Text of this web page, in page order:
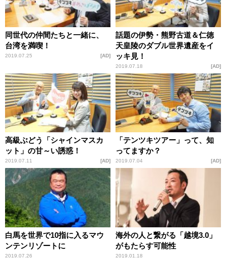
同世代の仲間たちと一緒に、
台湾を満喫！
2019.07.25 AD
話題の伊勢・熊野古道＆仁徳
天皇陵のダブル世界遺産をイ
ッキ見！
2019.07.18 AD
高級ぶどう「シャインマスカ
ット」の甘～い誘惑！
2019.07.11 AD
「テンツキツアー」って、知
ってますか？
2019.07.04 AD
白馬を世界で10指に入るマウ
ンテンリゾートに
2019.07.26
海外の人と繋がる「越境3.0」
がもたらす可能性
2019.01.18